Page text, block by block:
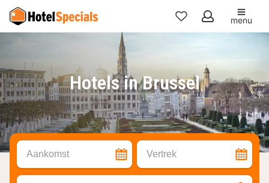
Mijn
menu
Hotels in Brussel
Aankomst Vertrek